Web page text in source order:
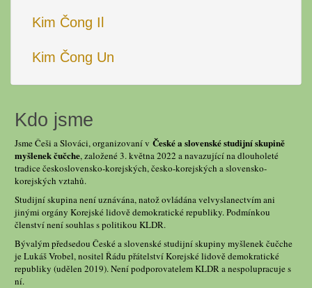
Kim Čong Il
Kim Čong Un
Kdo jsme
Jsme Češi a Slováci, organizovaní v České a slovenské studijní skupině
myšlenek čučche, založené 3. května 2022 a navazující na dlouholeté
tradice československo-korejských, česko-korejských a slovensko-
korejských vztahů.
Studijní skupina není uznávána, natož ovládána velvyslanectvím ani
jinými orgány Korejské lidově demokratické republiky. Podmínkou
členství není souhlas s politikou KLDR.
Bývalým předsedou České a slovenské studijní skupiny myšlenek čučche
je Lukáš Vrobel, nositel Řádu přátelství Korejské lidově demokratické
republiky (udělen 2019). Není podporovatelem KLDR a nespolupracuje s
ní.